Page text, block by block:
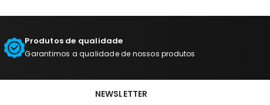
Produtos de qualidade
Garantimos a qualidade de nossos produtos
NEWSLETTER